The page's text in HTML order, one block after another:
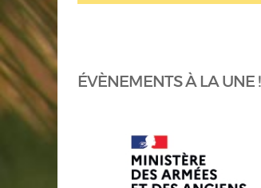
ÉVÈNEMENTS À LA UNE !